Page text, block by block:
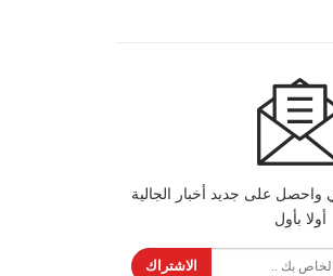
واحصل على جديد أخبار الجالية
أولا بأول
الاشتراك